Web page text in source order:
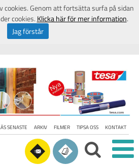
SENASTE ARKIV FILMER TIPSA OSS KONTAKT
cookies. Genom att fortsätta surfa på sidan
cookies. Klicka här för mer information.
Jag förstår